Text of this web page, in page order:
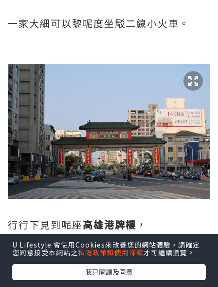
一家大細可以黎呢度坐駁二線小火車。
行行下見到呢座高雄港牌樓 ，
係1982年興建，
因為當年呢度嘅碼頭係屬於管制區，
所以就起咗個牌樓。
U Lifestyle 會使用Cookies來改善您的網站體驗，請確定
您同意接受本網站之私隱政策和使用條款才可繼續瀏覽。
我已閱讀及同意